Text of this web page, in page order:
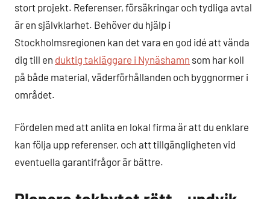
stort projekt. Referenser, försäkringar och tydliga avtal
är en självklarhet. Behöver du hjälp i
Stockholmsregionen kan det vara en god idé att vända
dig till en duktig takläggare i Nynäshamn som har koll
på både material, väderförhållanden och byggnormer i
området.
Fördelen med att anlita en lokal firma är att du enklare
kan följa upp referenser, och att tillgängligheten vid
eventuella garantifrågor är bättre.